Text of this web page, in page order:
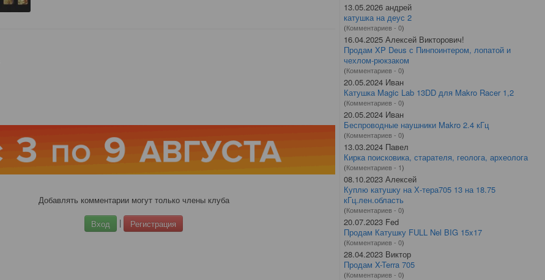
Добавлять комментарии могут только члены клуба
Вход | Регистрация
13.05.2026 андрей
катушка на деус 2
(Комментариев - 0)
16.04.2025 Алексей Викторович!
Продам XP Deus с Пинпоинтером, лопатой и
чехлом-рюкзаком
(Комментариев - 0)
20.05.2024 Иван
Катушка Magic Lab 13DD для Makro Racer 1,2
(Комментариев - 0)
20.05.2024 Иван
Беспроводные наушники Makro 2.4 кГц
(Комментариев - 0)
13.03.2024 Павел
Кирка поисковика, старателя, геолога, археолога
(Комментариев - 1)
08.10.2023 Алексей
Куплю катушку на Х-тера705 13 на 18.75
кГц.лен.область
(Комментариев - 0)
20.07.2023 Fed
Продам Катушку FULL Nel BIG 15x17
(Комментариев - 0)
28.04.2023 Виктор
Продам X-Terra 705
(Комментариев - 0)